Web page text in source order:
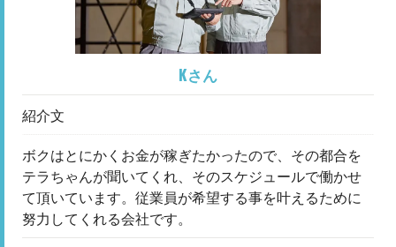
Kさん
紹介文
ボクはとにかくお金が稼ぎたかったので、その都合を
テラちゃんが聞いてくれ、そのスケジュールで働かせ
て頂いています。従業員が希望する事を叶えるために
努力してくれる会社です。